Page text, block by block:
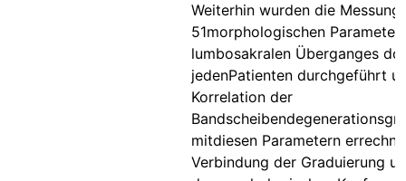
Weiterhin wurden die
51morphologischen Parameter
lumbosakralen Überganges
jedenPatienten durchgeführt
Korrelation der
mitdiesen Parametern
Verbindung der Graduierung